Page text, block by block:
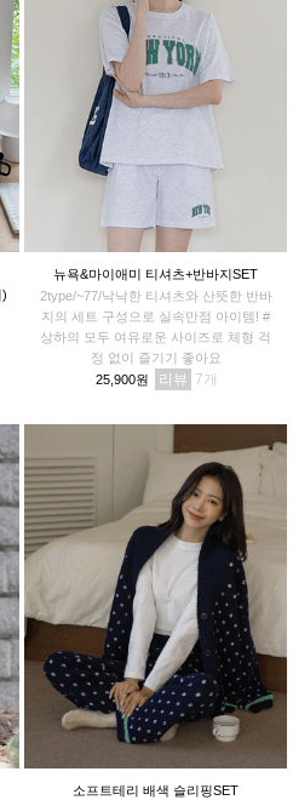
뉴욕&마이애미 티셔츠+반바지SET
2type/~77/낙낙한 티셔츠와 산뜻한 반바
지의 세트 구성으로 실속만점 아이템! #
상하의 모두 여유로운 사이즈로 체형 걱
정 없이 즐기기 좋아요
25,900원
리뷰 7
소프트테리 배색 슬리핑SET